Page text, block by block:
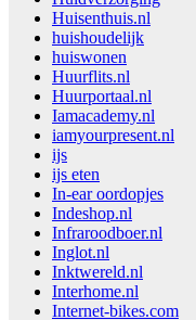
Huisenthuis.nl
huishoudelijk
huiswonen
Huurflits.nl
Huurportaal.nl
Iamacademy.nl
iamyourpresent.nl
ijs
ijs eten
In-ear oordopjes
Indeshop.nl
Infraroodboer.nl
Inglot.nl
Inktwereld.nl
Interhome.nl
Internet-bikes.com